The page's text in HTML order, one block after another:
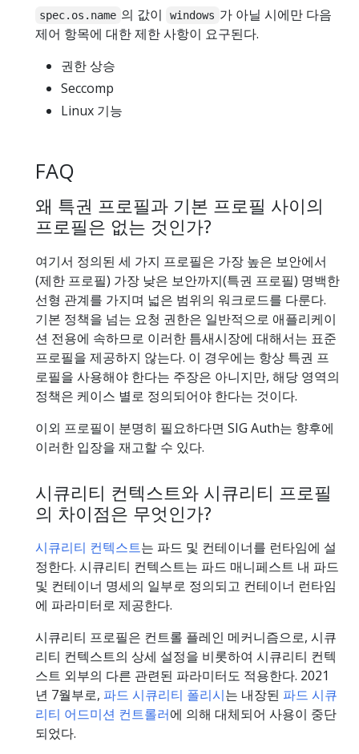
spec.os.name 의 값이 windows 가 아닐 시에만 다음
제어 항목에 대한 제한 사항이 요구된다.
권한 상승
Seccomp
Linux 기능
FAQ
왜 특권 프로필과 기본 프로필 사이의
프로필은 없는 것인가?
여기서 정의된 세 가지 프로필은 가장 높은 보안에서
(제한 프로필) 가장 낮은 보안까지(특권 프로필) 명백한
선형 관계를 가지며 넓은 범위의 워크로드를 다룬다.
기본 정책을 넘는 요청 권한은 일반적으로 애플리케이
션 전용에 속하므로 이러한 틈새시장에 대해서는 표준
프로필을 제공하지 않는다. 이 경우에는 항상 특권 프
로필을 사용해야 한다는 주장은 아니지만, 해당 영역의
정책은 케이스 별로 정의되어야 한다는 것이다.
이외 프로필이 분명히 필요하다면 SIG Auth는 향후에
이러한 입장을 재고할 수 있다.
시큐리티 컨텍스트와 시큐리티 프로필
의 차이점은 무엇인가?
시큐리티 컨텍스트는 파드 및 컨테이너를 런타임에 설
정한다. 시큐리티 컨텍스트는 파드 매니페스트 내 파드
및 컨테이너 명세의 일부로 정의되고 컨테이너 런타임
에 파라미터로 제공한다.
시큐리티 프로필은 컨트롤 플레인 메커니즘으로, 시큐
리티 컨텍스트의 상세 설정을 비롯하여 시큐리티 컨텍
스트 외부의 다른 관련된 파라미터도 적용한다. 2021
년 7월부로, 파드 시큐리티 폴리시는 내장된 파드 시큐
리티 어드미션 컨트롤러에 의해 대체되어 사용이 중단
되었다.